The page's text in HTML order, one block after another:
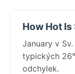
How Hot Is
January v
typických
odchylek.